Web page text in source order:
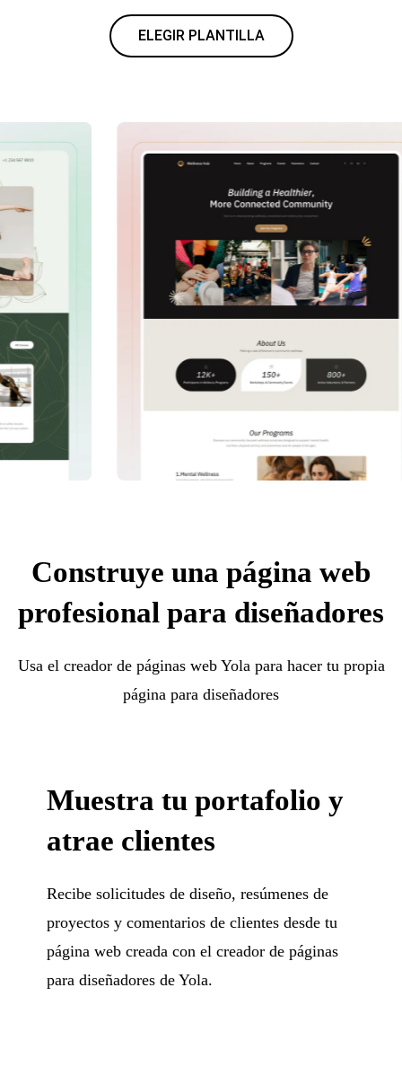
ELEGIR PLANTILLA
Construye una página web
profesional para diseñadores
Usa el creador de páginas web Yola para hacer tu propia
página para diseñadores
Muestra tu portafolio y
atrae clientes
Recibe solicitudes de diseño, resúmenes de
proyectos y comentarios de clientes desde tu
página web creada con el creador de páginas
para diseñadores de Yola.